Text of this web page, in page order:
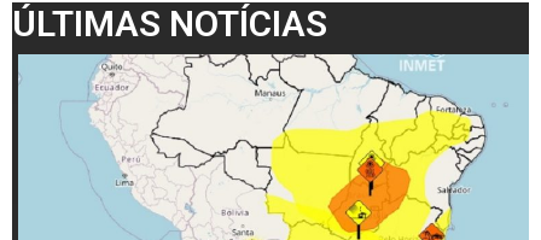
ÚLTIMAS NOTÍCIAS